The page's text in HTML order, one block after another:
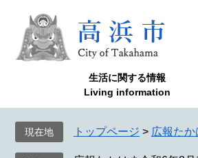
で
ば
生活に関する情報
Living information
現在地 トップページ > 広報たか